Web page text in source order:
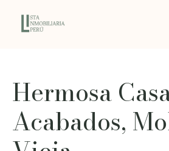
Hermosa
Acabados,